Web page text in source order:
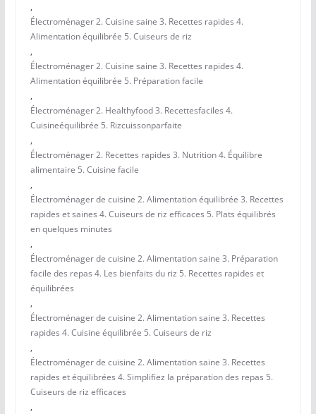
,
Électroménager 2. Cuisine saine 3. Recettes rapides 4.
Alimentation équilibrée 5. Cuiseurs de riz
,
Électroménager 2. Cuisine saine 3. Recettes rapides 4.
Alimentation équilibrée 5. Préparation facile
,
Électroménager 2. Healthyfood 3. Recettesfaciles 4.
Cuisineéquilibrée 5. Rizcuissonparfaite
,
Électroménager 2. Recettes rapides 3. Nutrition 4. Équilibre
alimentaire 5. Cuisine facile
,
Électroménager de cuisine 2. Alimentation équilibrée 3. Recettes
rapides et saines 4. Cuiseurs de riz efficaces 5. Plats équilibrés
en quelques minutes
,
Électroménager de cuisine 2. Alimentation saine 3. Préparation
facile des repas 4. Les bienfaits du riz 5. Recettes rapides et
équilibrées
,
Électroménager de cuisine 2. Alimentation saine 3. Recettes
rapides 4. Cuisine équilibrée 5. Cuiseurs de riz
,
Électroménager de cuisine 2. Alimentation saine 3. Recettes
rapides et équilibrées 4. Simplifiez la préparation des repas 5.
Cuiseurs de riz efficaces
,